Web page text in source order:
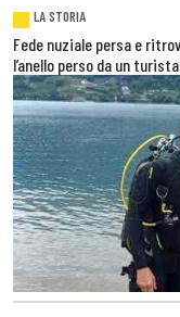
LA STORIA
Fede nuziale persa e
l’anello perso da un